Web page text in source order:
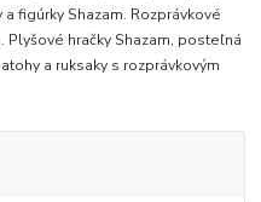
figúrky Shazam. Rozprávkové
Plyšové hračky Shazam, posteľná
a ruksaky s rozprávkovým